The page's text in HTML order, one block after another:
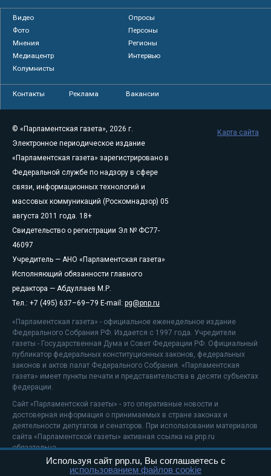
Видео
Опросы
Фото
Персоны
Мнения
Регионы
Медиацентр
Интервью
Колумнисты
Контакты Реклама Вакансии
© «Парламентская газета», 2026 г.
Электронное периодическое издание
«Парламентская газета» зарегистрировано в
Федеральной службе по надзору в сфере
связи, информационных технологий и
массовых коммуникаций (Роскомнадзор) 05
августа 2011 года. 18+
Свидетельство о регистрации Эл № ФС77-
46097
Учредитель — АНО «Парламентская газета»
Исполняющий обязанности главного
редактора — Абдуллаев М.Р.
Тел.: +7 (495) 637–69–79 E-mail: pg@pnp.ru
«Парламентская газета» - официальное еженедельное издание
Федерального Собрания РФ. Издается с 1997 года. Учредители
газеты - Государственная Дума и Совет Федерации РФ. Официальный
публикатор федеральных конституционных законов, федеральных
законов и актов палат Федерального Собрания. «Парламентская
газета» имеет пункты печати и представительства в десяти субъектах
федерации.
Сайт «Парламентской газеты» - это оперативные новости и
достоверная информация о принимаемых в стране законах и
деятельности депутатов и сенаторов. При использовании материалов
сайта «Парламентской газеты» активная ссылка на pnp.ru
обязательна.
На информационном ресурсе применяютсярекомендательные
Карта сайта
Используя сайт pnp.ru, Вы соглашаетесь с
использованием файлов cookie